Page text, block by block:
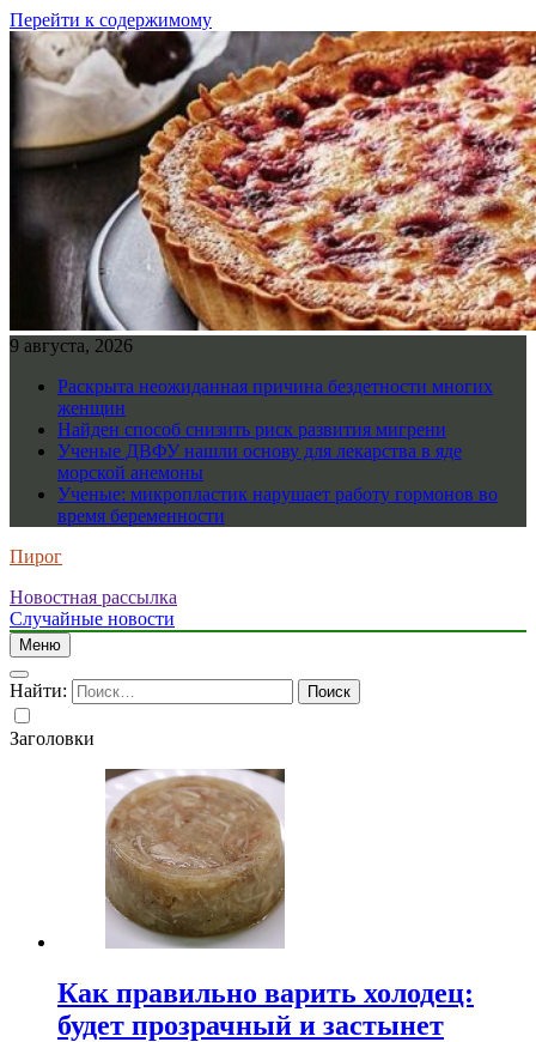
Перейти к содержимому
9 августа, 2026
Раскрыта неожиданная причина бездетности многих
женщин
Найден способ снизить риск развития мигрени
Ученые ДВФУ нашли основу для лекарства в яде
морской анемоны
Ученые: микропластик нарушает работу гормонов во
время беременности
Пирог
Новостная рассылка
Случайные новости
Меню
Найти:
Заголовки
Как правильно варить холодец:
будет прозрачный и застынет